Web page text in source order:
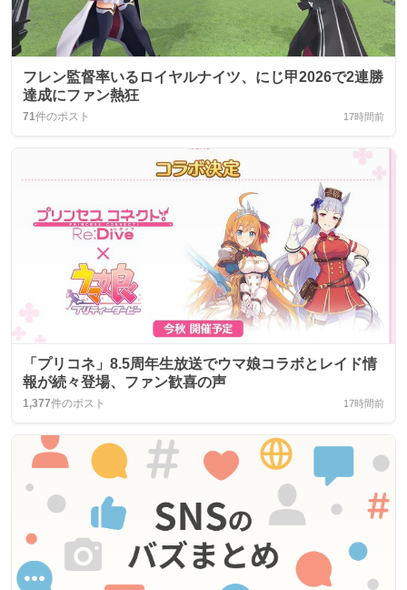
フレン監督率いるロイヤルナイツ、にじ甲2026で2連勝
達成にファン熱狂
71件のポスト 17時間前
「プリコネ」8.5周年生放送でウマ娘コラボとレイド情
報が続々登場、ファン歓喜の声
1,377件のポスト 17時間前